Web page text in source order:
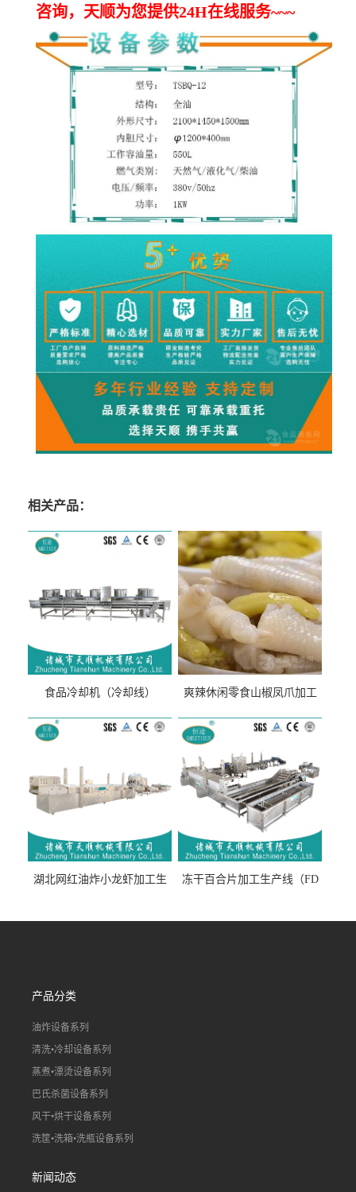
咨询，天顺为您提供24H在线服务~~~
相关产品：
食品冷却机（冷却线）
爽辣休闲零食山椒凤爪加工
流水线）
湖北网红油炸小龙虾加工生
线）
冻干百合片加工生产线（FD
线）
产品分类
油炸设备系列
清洗•冷却设备系列
蒸煮•漂烫设备系列
巴氏杀菌设备系列
风干•烘干设备系列
洗筐•洗箱•洗瓶设备系列
新闻动态